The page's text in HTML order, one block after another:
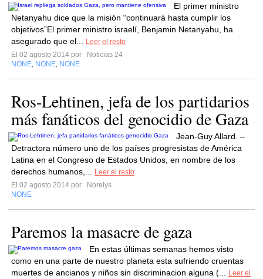
El primer ministro
Netanyahu dice que la misión “continuará hasta cumplir los
objetivos”El primer ministro israelí, Benjamin Netanyahu, ha
asegurado que el...
Leer el resto
El 02 agosto 2014 por
Noticias 24
NONE NONE NONE
Ros-Lehtinen, jefa de los partidarios
más fanáticos del genocidio de Gaza
Jean-Guy Allard. –
Detractora número uno de los países progresistas de América
Latina en el Congreso de Estados Unidos, en nombre de los
derechos humanos,...
Leer el resto
El 02 agosto 2014 por
Norelys
NONE
Paremos la masacre de gaza
En estas últimas semanas hemos visto
como en una parte de nuestro planeta esta sufriendo cruentas
muertes de ancianos y niños sin discriminacion alguna (...
Leer el